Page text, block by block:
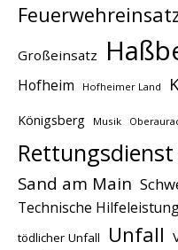
Großeinsatz
Hofheim Hofheimer Land
Königsberg Musik
Rettungsdienst
Sand am Main
Technische
tödlicher Unfall Unfall